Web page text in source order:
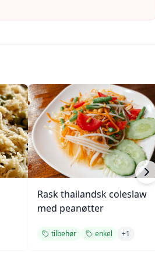
Rask thailandsk coleslaw
med peanøtter
tilbehør enkel +1